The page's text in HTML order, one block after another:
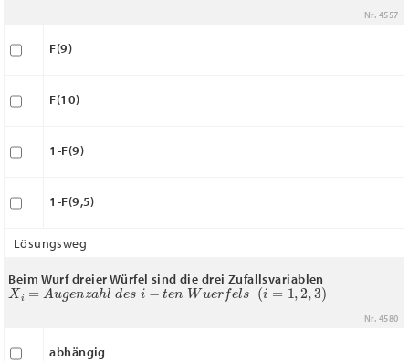
Nr. 4557
F(9)
F(10)
1-F(9)
1-F(9,5)
Lösungsweg
Beim Wurf dreier Würfel sind die drei Zufallsvariablen
Xi=A ugenzahldesi−te nWuerfels( =1,2,3)
Nr. 4580
abhängig